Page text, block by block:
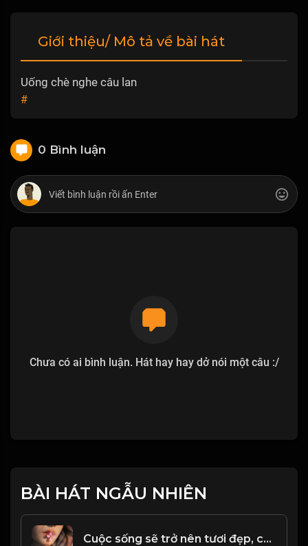
Giới thiệu/ Mô tả về bài hát
Uống chè nghe câu lan
#
0 Bình luận
Chưa có ai bình luận. Hát hay hay dở nói một câu :/
BÀI HÁT NGẪU NHIÊN
Cuộc sống sẽ trở nên tươi đẹp, chỉ bằng cách không bận tâm tới những điều không đáng! & Đạo